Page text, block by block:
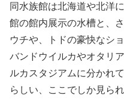
同水族館は北海道や北洋
館の館内展示の水槽と、
ウチや、トドの豪快なシ
バンドウイルカやオタリ
ルカスタジアムに分かれ
らしい、ここでしか見ら